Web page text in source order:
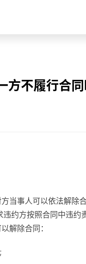
不履行合同
当事人可以依法解除
约方按照合同中违
解除合同：